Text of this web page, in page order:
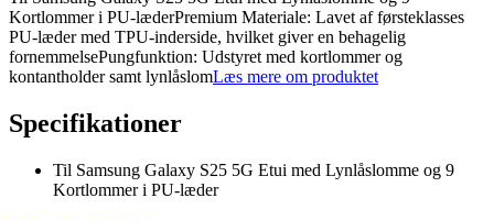
Kortlommer i PU-læderPremium Materiale: Lavet af førsteklasses
PU-læder med TPU-inderside, hvilket giver en behagelig
fornemmelsePungfunktion: Udstyret med kortlommer og
kontantholder samt lynlåslomLæs mere om produktet
Specifikationer
Til Samsung Galaxy S25 5G Etui med Lynlåslomme og 9
Kortlommer i PU-læder